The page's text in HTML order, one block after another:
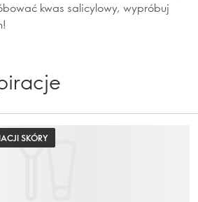
kwas salicylowy, wypróbuj
SKÓRY